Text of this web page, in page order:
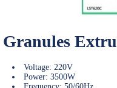
Granules
Voltage: 220V
Power: 3500W